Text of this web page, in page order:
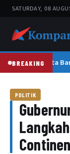
SATURDAY, 08
BREAKING
Kapolresta
POLITIK